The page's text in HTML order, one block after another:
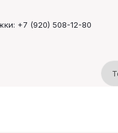
+7 (920) 508-12-80